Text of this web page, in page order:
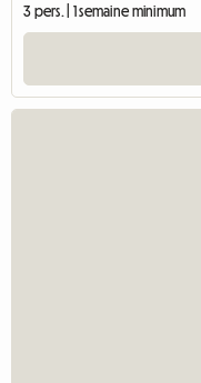
3 pers. | 1 semaine minimum